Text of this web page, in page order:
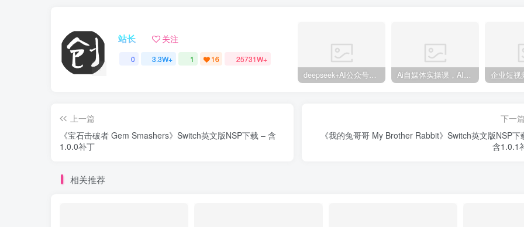
站长 关注
0 3.3W+ 1 16 25731W+
deepseek+AI公众号自动挣钱，轻松月入过W，手机电脑都可做 Ai自媒体实操课，AI打造自媒体爆款内容
《宝石击破者 Gem Smashers》Switch英文版NSP下载 – 含
《我的兔哥哥 My Brother Rabbit》Switch英文版NSP下